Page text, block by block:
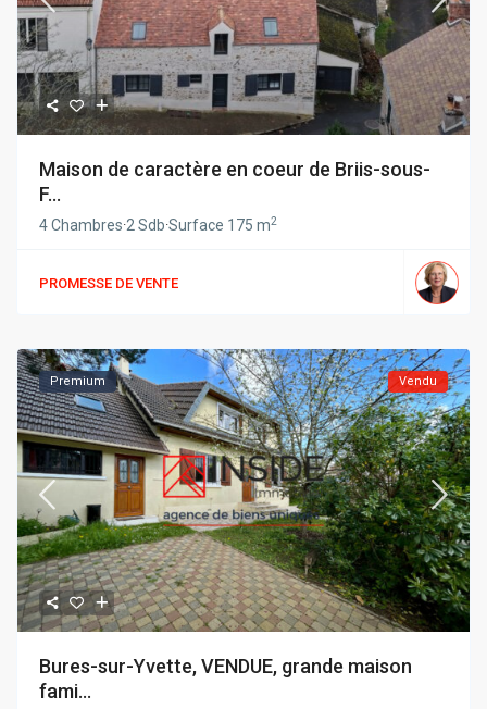
Maison de caractère en coeur de Briis-sous-
F...
4 Chambres·2 Sdb·Surface 175 m2
PROMESSE DE VENTE
Premium Vendu
Bures-sur-Yvette, VENDUE, grande maison
fami...